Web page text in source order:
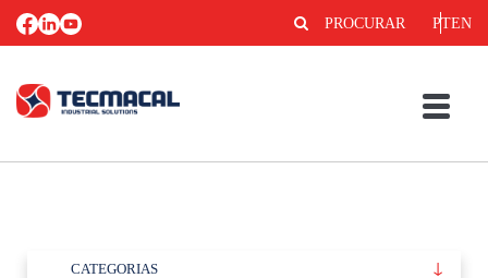
EN
PT
PROCURAR
CATEGORIAS